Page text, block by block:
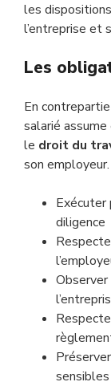
les
l’entreprise et
Les
En
salarié
le droit du
son employeur.
diligence
sensibles